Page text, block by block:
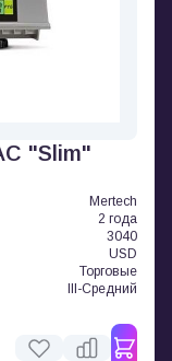
"Slim"
Mertech
2 года
3040
USD
Торговые
III-Средний